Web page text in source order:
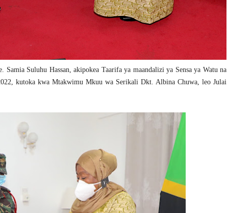
Samia Suluhu Hassan, akipokea Taarifa ya maandalizi ya Sensa ya Watu na
kutoka kwa Mtakwimu Mkuu wa Serikali Dkt. Albina Chuwa, leo Julai